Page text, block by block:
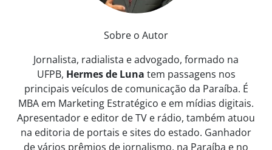
Sobre o Autor
Jornalista, radialista e advogado, formado na
UFPB, Hermes de Luna tem passagens nos
principais veículos de comunicação da Paraíba. É
MBA em Marketing Estratégico e em mídias digitais.
Apresentador e editor de TV e rádio, também atuou
na editoria de portais e sites do estado. Ganhador
de vários prêmios de jornalismo, na Paraíba e no